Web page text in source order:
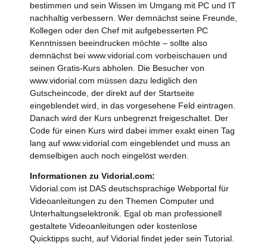
bestimmen und sein Wissen im Umgang mit PC und IT
nachhaltig verbessern. Wer demnächst seine Freunde,
Kollegen oder den Chef mit aufgebesserten PC
Kenntnissen beeindrucken möchte – sollte also
demnächst bei www.vidorial.com vorbeischauen und
seinen Gratis-Kurs abholen. Die Besucher von
www.vidorial.com müssen dazu lediglich den
Gutscheincode, der direkt auf der Startseite
eingeblendet wird, in das vorgesehene Feld eintragen.
Danach wird der Kurs unbegrenzt freigeschaltet. Der
Code für einen Kurs wird dabei immer exakt einen Tag
lang auf www.vidorial.com eingeblendet und muss an
demselbigen auch noch eingelöst werden.
Informationen zu Vidorial.com:
Vidorial.com ist DAS deutschsprachige Webportal für
Videoanleitungen zu den Themen Computer und
Unterhaltungselektronik. Egal ob man professionell
gestaltete Videoanleitungen oder kostenlose
Quicktipps sucht, auf Vidorial findet jeder sein Tutorial.